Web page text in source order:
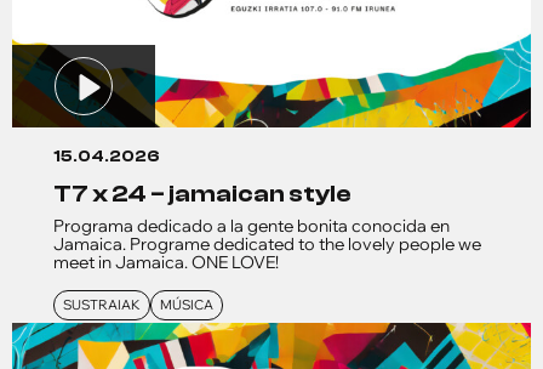
15.04.2026
t7 x 24 – jamaican style
Programa dedicado a la gente bonita conocida en
Jamaica. Programe dedicated to the lovely people we
meet in Jamaica. ONE LOVE!
SUSTRAIAK MÚSICA